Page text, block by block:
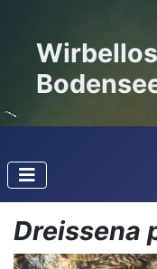
Dreissena